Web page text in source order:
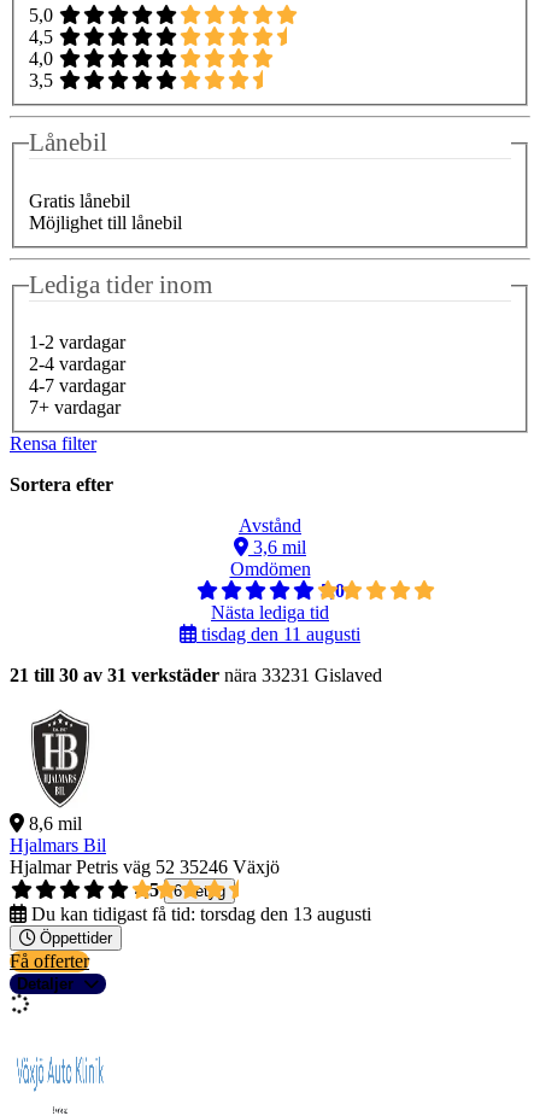
5,0
4,5
4,0
3,5
Lånebil
Gratis lånebil
Möjlighet till lånebil
Lediga tider inom
1-2 vardagar
2-4 vardagar
4-7 vardagar
7+ vardagar
Rensa filter
Sortera efter
Avstånd
3,6 mil
Omdömen
5,0
Nästa lediga tid
tisdag den 11 augusti
21 till 30 av 31 verkstäder nära 33231 Gislaved
8,6 mil
Hjalmars Bil
Hjalmar Petris väg 52 35246 Växjö
4,5
6 betyg
Du kan tidigast få tid: torsdag den 13 augusti
Öppettider
Få offerter
Detaljer